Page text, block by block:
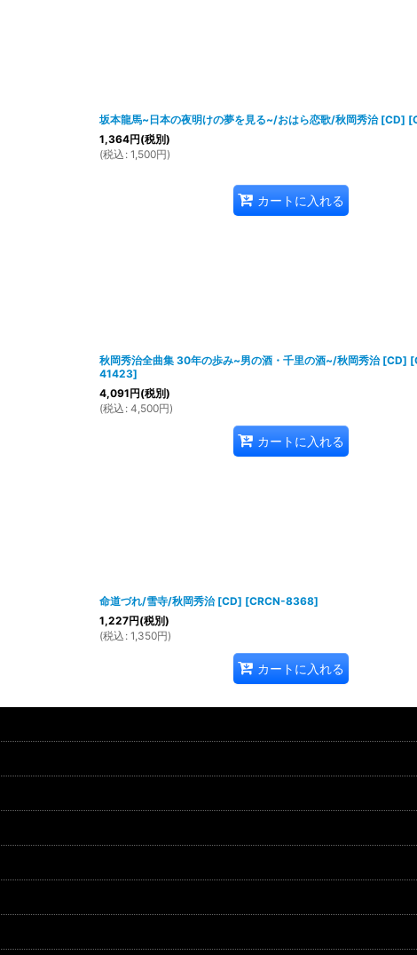
坂本龍馬~日本の夜明けの夢を見る~/おはら恋歌/秋岡秀治 [CD] [
1,364円(税別)
(税込 : 1,500円)
カートに入れる
秋岡秀治全曲集 30年の歩み~男の酒・千里の酒~/秋岡秀治 [CD] [
41423]
4,091円(税別)
(税込 : 4,500円)
カートに入れる
命道づれ/雪寺/秋岡秀治 [CD] [CRCN-8368]
1,227円(税別)
(税込 : 1,350円)
カートに入れる